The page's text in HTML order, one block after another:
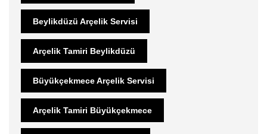
Beylikdüzü Arçelik Servisi
Arçelik Tamiri Beylikdüzü
Büyükçekmece Arçelik Servisi
Arçelik Tamiri Büyükçekmece